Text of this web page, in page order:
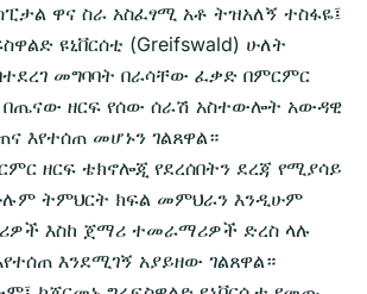
ዋና ስራ አስፈፃሚ አቶ ትዝአለኝ ተስፋዬ፤
ዩኒቨርሰቲ (Greifswald) ሁለት
መግባባት በራሳቸው ፈቃድ በምርምር
በጤናው ዘርፍ የሰው ሰራሽ አስተውሎት አውዳዊ
እየተሰጠ መሆኑን ገልጸዋል።
ዘርፍ ቴክኖሎጂ የደረሰበትን ደረጃ የሚያሳይ
ትምህርት ክፍል መምህራን እንዲሁም
እስከ ጀማሪ ተመራማሪዎች ድረስ ላሉ
እንደሚገኝ አያይዘው ገልጸዋል።